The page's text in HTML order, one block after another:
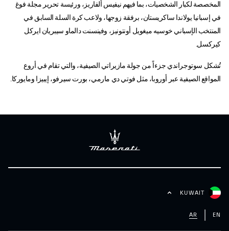
المخصصة لكبار الشخصيات، بما فيهم نيفيس ألفاريز، ورئيسة تحرير مجلة فوغ
في إسبانيا يولاندا ساكريستان، برفقة زوجها، ولاعب كرة السلة السابق في
المنتخب الإسباني خوسيه ميغويل أونتونيز، وفينسنت دالماو سيبريان ايركل
كيركسل.
تُشكل سوتوجراندي جزءاً من جولة مازيراتي الصيفية، والتي تقام في أروع
المواقع الصيفية عبر أوروبا، مثل فوتي دي مارمي، بورت سيرفو، إيبيزا ومايوركا.
KUWAIT
EN
AR